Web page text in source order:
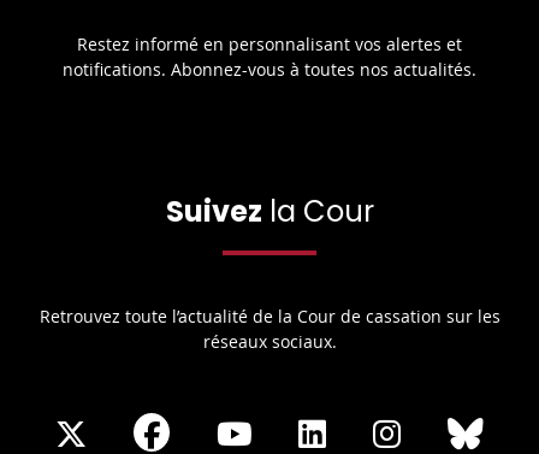
Restez informé en personnalisant vos alertes et
notifications. Abonnez-vous à toutes nos actualités.
Suivez la Cour
Retrouvez toute l’actualité de la Cour de cassation sur les
réseaux sociaux.
ShareShare
Share
Share
Share